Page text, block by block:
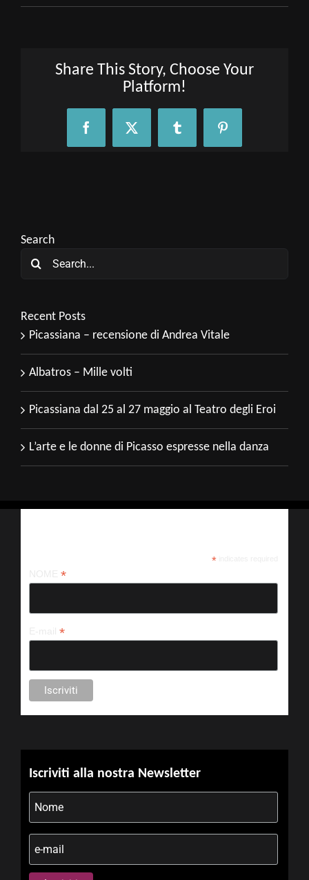
Share This Story, Choose Your
Platform!
FacebookX Tumblr Pinterest
Search
Search
Recent Posts
Picassiana – recensione di Andrea Vitale
Albatros – Mille volti
Picassiana dal 25 al 27 maggio al Teatro degli Eroi
L’arte e le donne di Picasso espresse nella danza
*indicates required
*
*
Iscriviti alla nostra Newsletter